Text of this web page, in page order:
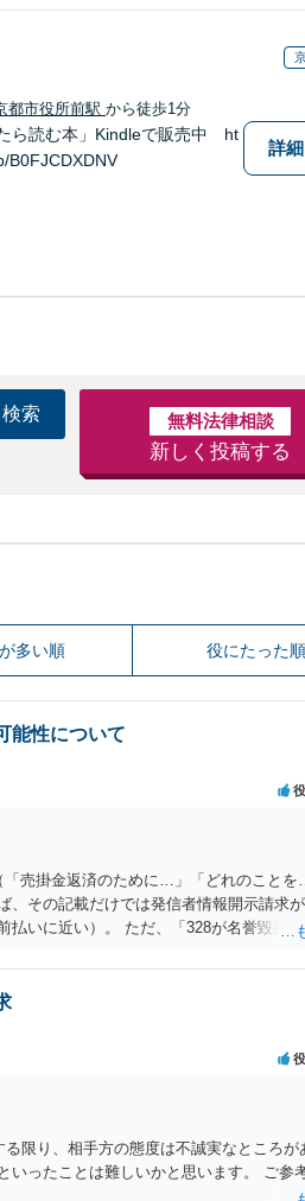
都市役所前駅 から徒歩1分
ら読む本」Kindleで販売中 ht
B0FJCDXDNV
詳
検索 無料法律相談
新しく投稿する
多い順 役にたった順
能性について
「売掛金返済のために…」「どれのこと
その記載だけでは発信者情報開示請求
払いに近い）。 ただ、「328が名誉毀損
るかもしれません。公開の場で詳細を投
がよいでしょう。
限り、相手方の態度は不誠実なところが
いったことは難しいかと思います。 ご参